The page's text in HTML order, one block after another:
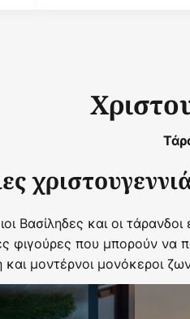
Βασίληδες και οι
φιγούρες που μπορούν να
και μοντέρνοι μονόκεροι